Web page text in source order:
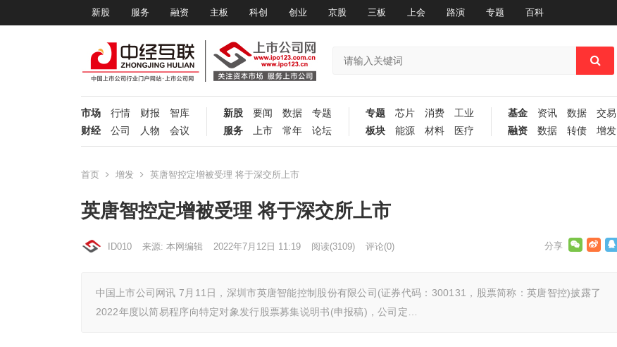
新股 服务 融资 主板 科创 创业 京股 三板 上会 路演 专题 百科
市场 行情 财报
智库
财经
公司 人物 会议
新股 要闻 数据
专题
服务
上市 常年 论坛
专题 芯片 消费
工业
板块
能源 材料 医疗
基金 资讯 数据
交易
融资
数据 转债 增发
首页 增发 英唐智控定增被受理 将于深交所上市
英唐智控定增被受理 将于深交所上市
ID010 来源: 本网编辑 2022年7月12日 11:19 阅读(3109) 评论(0)
中国上市公司网讯 7月11日，深圳市英唐智能控制股份有限公司(证券代码：300131，股票简称：英唐智控)披露了
2022年度以简易程序向特定对象发行股票募集说明书(申报稿)，公司定…